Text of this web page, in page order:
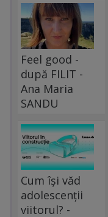
Feel good -
după FILIT -
Ana Maria
SANDU
Cum își văd
adolescenții
viitorul? -